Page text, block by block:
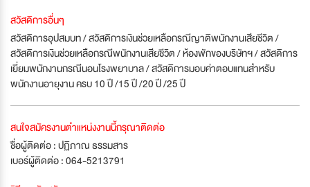
สวัสดิการอื่นๆ
สวัสดิการอุปสมบท / สวัสดิการเงินช่วยเหลือกรณีญาติพนักงานเสียชีวิต /
สวัสดิการเงินช่วยเหลือกรณีพนักงานเสียชีวิต / ห้องพักของบริษัทฯ / สวัสดิการ
เยี่ยมพนักงานกรณีนอนโรงพยาบาล / สวัสดิการมอบค่าตอบแทนสำหรับ
พนักงานอายุงาน ครบ 10 ปี /15 ปี /20 ปี /25 ปี
สนใจสมัครงานตำแหน่งงานนี้กรุณาติดต่อ
ชื่อผู้ติดต่อ : ปฏิภาณ ธรรมสาร
เบอร์ผู้ติดต่อ : 064-5213791